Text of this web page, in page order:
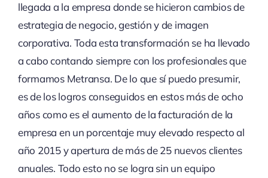
llegada a la empresa donde se hicieron cambios de
estrategia de negocio, gestión y de imagen
corporativa. Toda esta transformación se ha llevado
a cabo contando siempre con los profesionales que
formamos Metransa. De lo que sí puedo presumir,
es de los logros conseguidos en estos más de ocho
años como es el aumento de la facturación de la
empresa en un porcentaje muy elevado respecto al
año 2015 y apertura de más de 25 nuevos clientes
anuales. Todo esto no se logra sin un equipo